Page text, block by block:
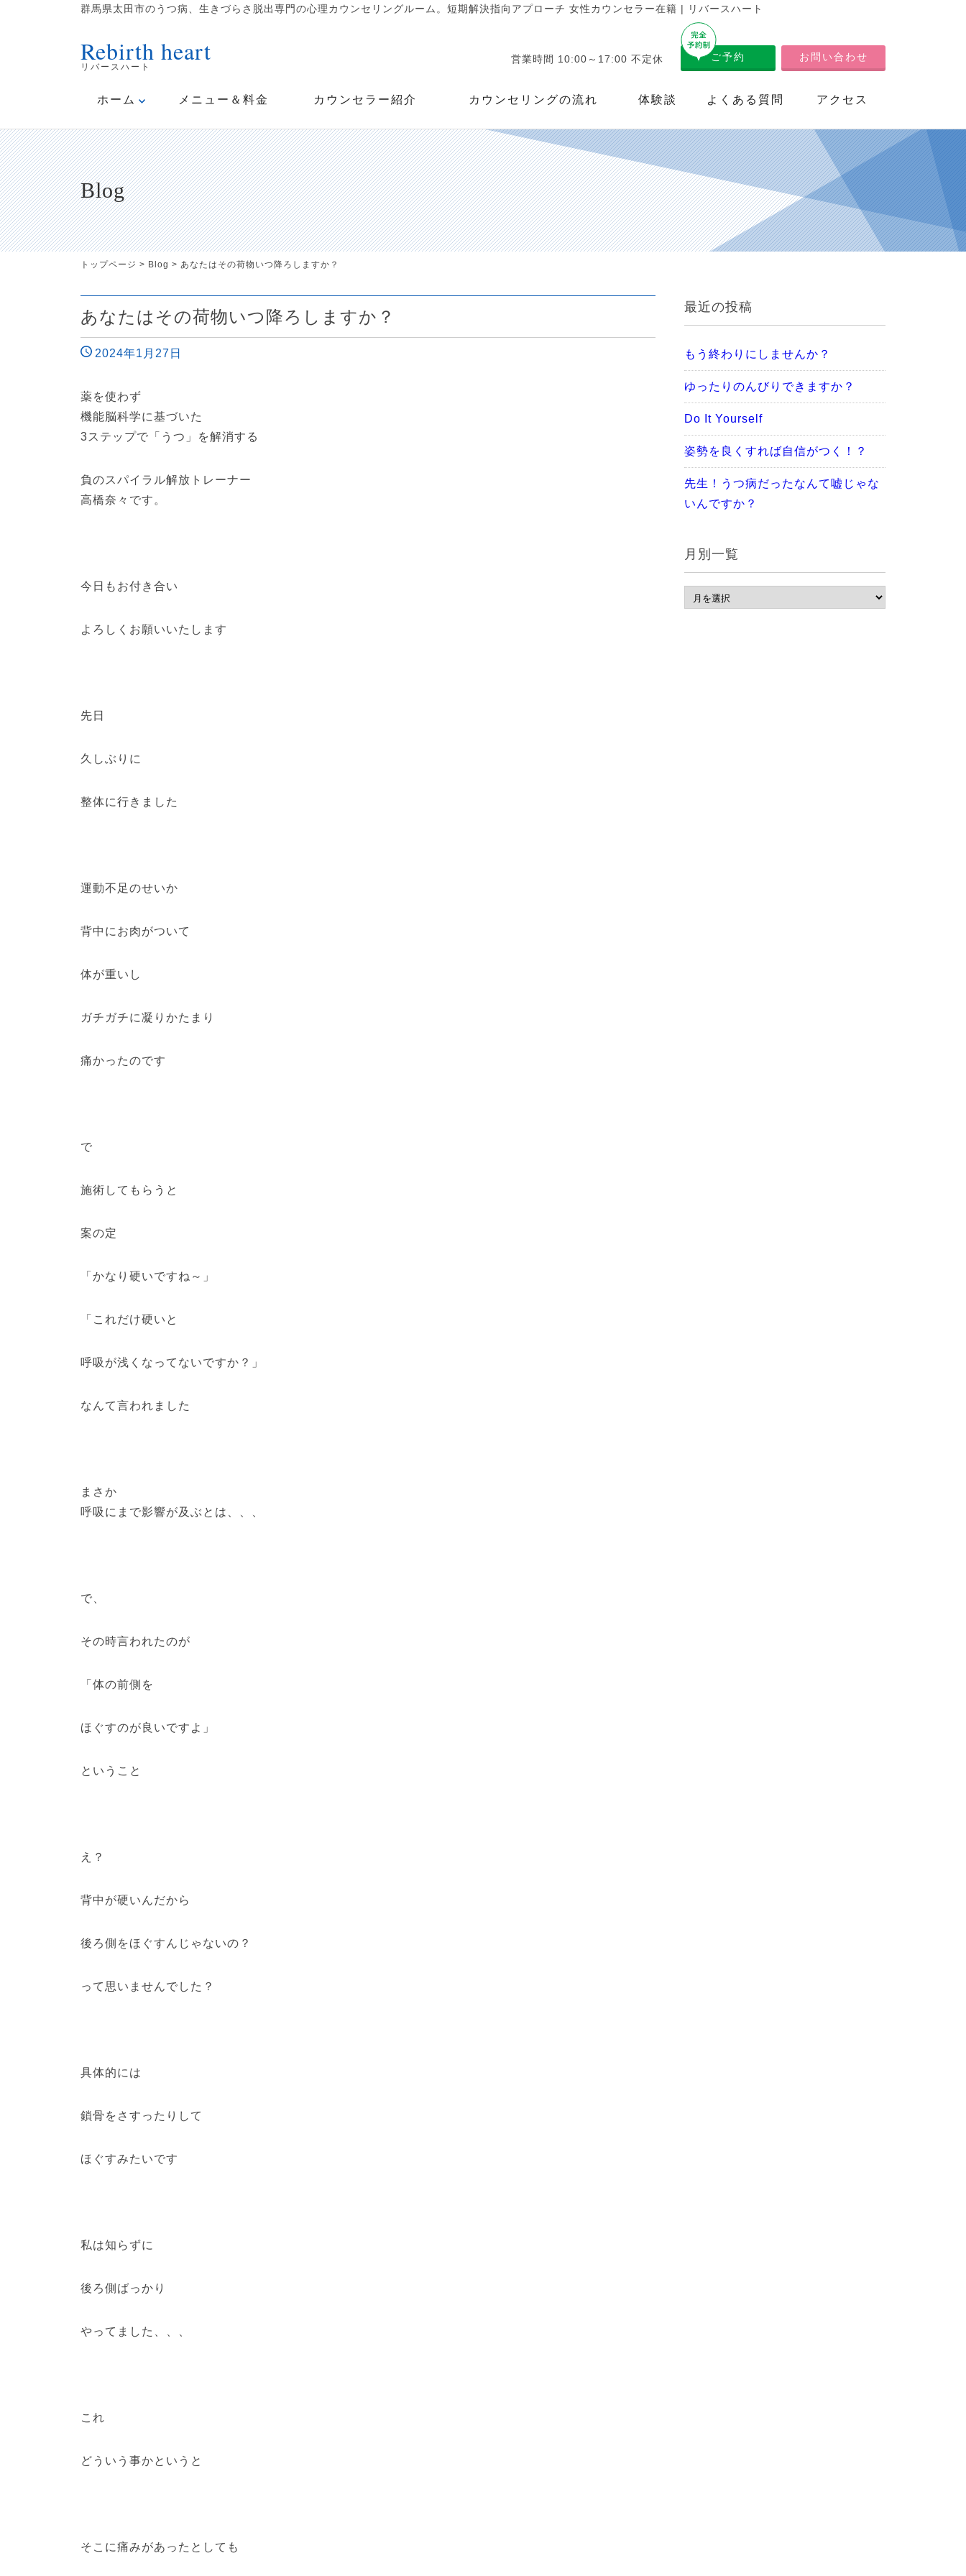
群馬県太田市のうつ病、生きづらさ脱出専門の心理カウンセリングルーム。短期解決指向アプローチ 女性カウンセラー在籍 | リバースハート
Rebirth heart
リバースハート
ご予約 お問い合わせ
営業時間 10:00～17:00 不定休
ホーム メニュー＆料金 カウンセラー紹介 カウンセリングの流れ 体験談 よくある質問 アクセス
Blog
トップページ > Blog > あなたはその荷物いつ降ろしますか？
あなたはその荷物いつ降ろしますか？
2024年1月27日
薬を使わず
機能脳科学に基づいた
3ステップで「うつ」を解消する
負のスパイラル解放トレーナー
高橋奈々です。
今日もお付き合い
よろしくお願いいたします
先日
久しぶりに
整体に行きました
運動不足のせいか
背中にお肉がついて
体が重いし
ガチガチに凝りかたまり
痛かったのです
で
施術してもらうと
案の定
「かなり硬いですね～」
「これだけ硬いと
呼吸が浅くなってないですか？」
なんて言われました
まさか
呼吸にまで影響が及ぶとは、、、
で、
その時言われたのが
「体の前側を
ほぐすのが良いですよ」
ということ
え？
背中が硬いんだから
後ろ側をほぐすんじゃないの？
って思いませんでした？
具体的には
鎖骨をさすったりして
ほぐすみたいです
私は知らずに
後ろ側ばっかり
やってました、、、
これ
どういう事かというと
そこに痛みがあったとしても
最近の投稿
もう終わりにしませんか？
ゆったりのんびりできますか？
Do It Yourself
姿勢を良くすれば自信がつく！？
先生！うつ病だったなんて嘘じゃな
いんですか？
月別一覧